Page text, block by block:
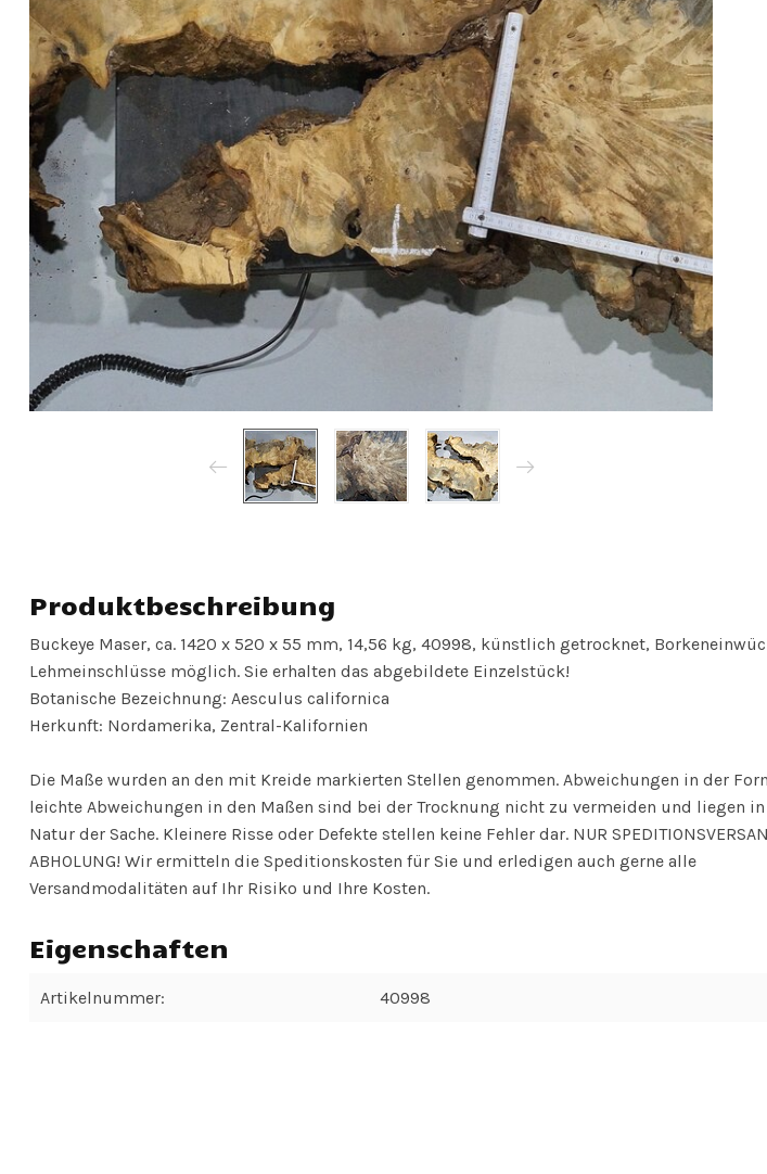
Produktbeschreibung
Buckeye Maser, ca. 1420 x 520 x 55 mm, 14,56 kg, 40998, künstlich getrocknet,
Lehmeinschlüsse möglich. Sie erhalten das abgebildete Einzelstück!
Botanische Bezeichnung: Aesculus californica
Herkunft: Nordamerika, Zentral-Kalifornien
Die Maße wurden an den mit Kreide markierten Stellen genommen. Abweichungen in der
leichte Abweichungen in den Maßen sind bei der Trocknung nicht zu vermeiden und liegen
Natur der Sache. Kleinere Risse oder Defekte stellen keine Fehler dar. NUR
ABHOLUNG! Wir ermitteln die Speditionskosten für Sie und erledigen auch gerne alle
Versandmodalitäten auf Ihr Risiko und Ihre Kosten.
Eigenschaften
Artikelnummer: 40998